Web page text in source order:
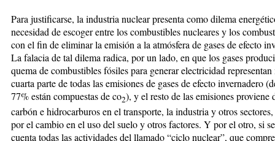
Para justificarse, la industria nuclear presenta como dilema
necesidad de escoger entre los combustibles nucleares y los
con el fin de eliminar la emisión a la atmósfera de gases de efecto
La falacia de tal dilema radica, por un lado, en que los gases
quema de combustibles fósiles para generar electricidad representan
cuarta parte de todas las emisiones de gases de efecto invernadero
77% están compuestas de co2), y el resto de las emisiones proviene
carbón e hidrocarburos en el transporte, la industria y otros sectores,
por el cambio en el uso del suelo y otros factores. Y por el otro, si
cuenta todas las actividades del llamado “ciclo nuclear”, que